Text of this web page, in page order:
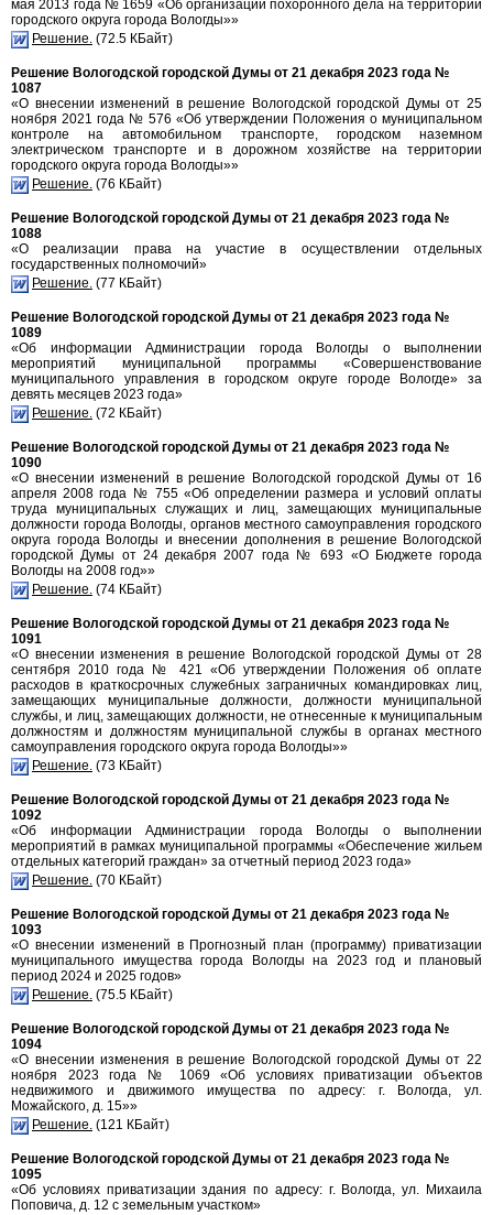
мая 2013 года № 1659 «Об организации похоронного дела на территории
городского округа города Вологды»»
Решение. (72.5 КБайт)
Решение Вологодской городской Думы от 21 декабря 2023 года №
1087
«О внесении изменений в решение Вологодской городской Думы от 25
ноября 2021 года № 576 «Об утверждении Положения о муниципальном
контроле на автомобильном транспорте, городском наземном
электрическом транспорте и в дорожном хозяйстве на территории
городского округа города Вологды»»
Решение. (76 КБайт)
Решение Вологодской городской Думы от 21 декабря 2023 года №
1088
«О реализации права на участие в осуществлении отдельных
государственных полномочий»
Решение. (77 КБайт)
Решение Вологодской городской Думы от 21 декабря 2023 года №
1089
«Об информации Администрации города Вологды о выполнении
мероприятий муниципальной программы «Совершенствование
муниципального управления в городском округе городе Вологде» за
девять месяцев 2023 года»
Решение. (72 КБайт)
Решение Вологодской городской Думы от 21 декабря 2023 года №
1090
«О внесении изменений в решение Вологодской городской Думы от 16
апреля 2008 года № 755 «Об определении размера и условий оплаты
труда муниципальных служащих и лиц, замещающих муниципальные
должности города Вологды, органов местного самоуправления городского
округа города Вологды и внесении дополнения в решение Вологодской
городской Думы от 24 декабря 2007 года № 693 «О Бюджете города
Вологды на 2008 год»»
Решение. (74 КБайт)
Решение Вологодской городской Думы от 21 декабря 2023 года №
1091
«О внесении изменения в решение Вологодской городской Думы от 28
сентября 2010 года № 421 «Об утверждении Положения об оплате
расходов в краткосрочных служебных заграничных командировках лиц,
замещающих муниципальные должности, должности муниципальной
службы, и лиц, замещающих должности, не отнесенные к муниципальным
должностям и должностям муниципальной службы в органах местного
самоуправления городского округа города Вологды»»
Решение. (73 КБайт)
Решение Вологодской городской Думы от 21 декабря 2023 года №
1092
«Об информации Администрации города Вологды о выполнении
мероприятий в рамках муниципальной программы «Обеспечение жильем
отдельных категорий граждан» за отчетный период 2023 года»
Решение. (70 КБайт)
Решение Вологодской городской Думы от 21 декабря 2023 года №
1093
«О внесении изменений в Прогнозный план (программу) приватизации
муниципального имущества города Вологды на 2023 год и плановый
период 2024 и 2025 годов»
Решение. (75.5 КБайт)
Решение Вологодской городской Думы от 21 декабря 2023 года №
1094
«О внесении изменения в решение Вологодской городской Думы от 22
ноября 2023 года № 1069 «Об условиях приватизации объектов
недвижимого и движимого имущества по адресу: г. Вологда, ул.
Можайского, д. 15»»
Решение. (121 КБайт)
Решение Вологодской городской Думы от 21 декабря 2023 года №
1095
«Об условиях приватизации здания по адресу: г. Вологда, ул. Михаила
Поповича, д. 12 с земельным участком»